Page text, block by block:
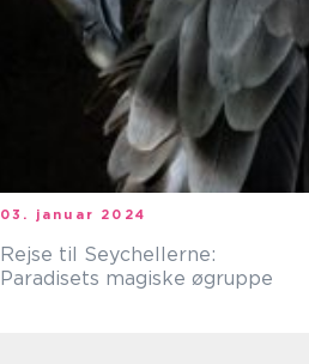
03. januar 2024
Rejse til Seychellerne:
Paradisets magiske øgruppe